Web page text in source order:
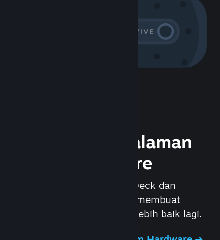
Rasakan Pengalaman
Steam Hardware
Kami menciptakan Steam Deck dan
headset Valve Index untuk membuat
pengalaman gaming di PC lebih baik lagi.